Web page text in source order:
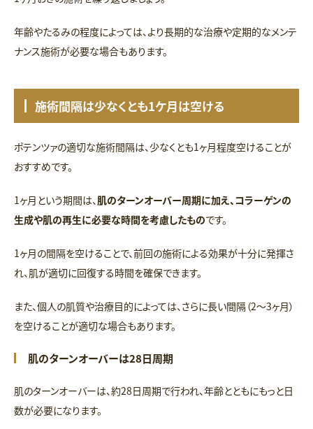
年齢やたるみの程度によっては、より長期的な治療や定期的なメンテ
ナンス施術が必要な場合もあります。
施術間隔は少なくとも1ケ月は空ける
ポテンツァの適切な施術間隔は、少なくとも1ヶ月程度空けることが
おすすめです。
1ヶ月という期間は、肌のターンオーバー周期に加え、コラーゲンの
生成や肌の再生に必要な時間を考慮したものです。
1ヶ月の間隔を空けることで、前回の施術による効果が十分に発揮さ
れ、肌が適切に回復する時間を確保できます。
また、個人の肌質や治療目的によっては、さらに長い間隔（2〜3ヶ月）
を空けることが適切な場合もあります。
肌のターンオーバーは28日周期
肌のターンオーバーは、約28日周期で行われ、年齢とともにもっと日
数が必要になります。